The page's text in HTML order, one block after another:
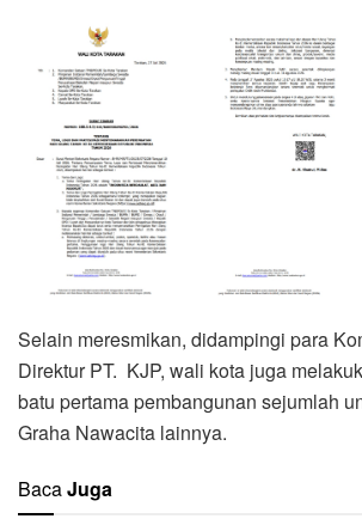
Selain meresmikan, didampingi para
Direktur PT. KJP, wali kota juga
batu pertama pembangunan sejumlah
Graha Nawacita lainnya.
BacaJuga